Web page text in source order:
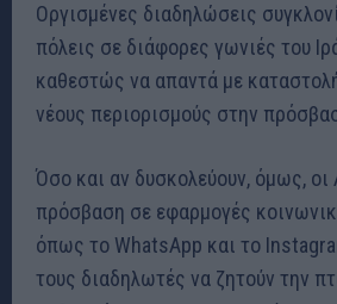
Οργισμένες διαδηλώσεις
πόλεις σε διάφορες γωνιές του
καθεστώς να απαντά με
νέους περιορισμούς στην
Όσο και αν δυσκολεύουν, όμως, οι
πρόσβαση σε εφαρμογές
όπως το WhatsApp και το
τους διαδηλωτές να ζητούν την